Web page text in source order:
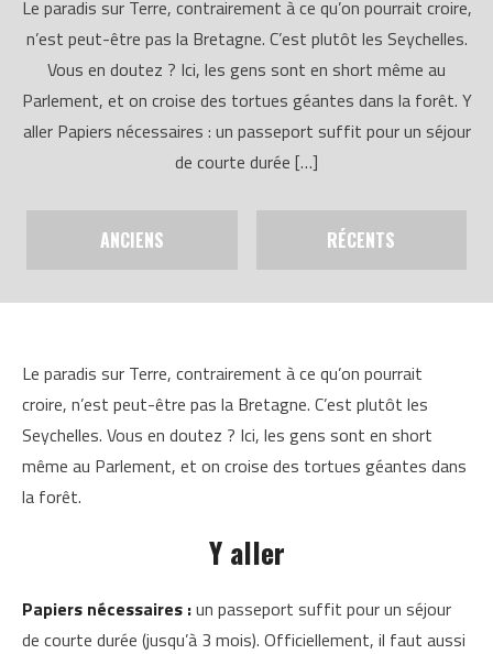
Le paradis sur Terre, contrairement à ce qu’on pourrait croire,
n’est peut-être pas la Bretagne. C’est plutôt les Seychelles.
Vous en doutez ? Ici, les gens sont en short même au
Parlement, et on croise des tortues géantes dans la forêt. Y
aller Papiers nécessaires : un passeport suffit pour un séjour
de courte durée […]
ANCIENS RÉCENTS
Le paradis sur Terre, contrairement à ce qu’on pourrait
croire, n’est peut-être pas la Bretagne. C’est plutôt les
Seychelles. Vous en doutez ? Ici, les gens sont en short
même au Parlement, et on croise des tortues géantes dans
la forêt.
Y aller
Papiers nécessaires :un passeport suffit pour un séjour
de courte durée (jusqu’à 3 mois). Officiellement, il faut aussi